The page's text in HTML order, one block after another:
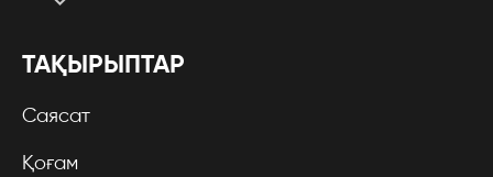
ТАҚЫРЫПТАР
Саясат
Қоғам